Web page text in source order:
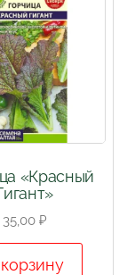
«Красный
35,00 ₽